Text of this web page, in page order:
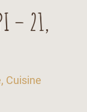
– 21,
Cuisine